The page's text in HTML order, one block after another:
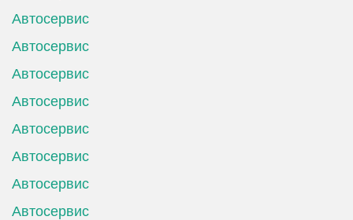
Автосервис
Автосервис
Автосервис
Автосервис
Автосервис
Автосервис
Автосервис
Автосервис